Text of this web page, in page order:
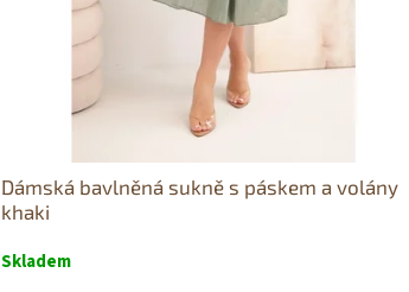
Dámská bavlněná sukně s páskem a volány
khaki
Skladem